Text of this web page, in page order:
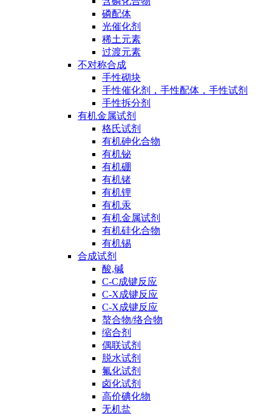
磷配体
光催化剂
稀土元素
过渡元素
不对称合成
手性砌块
手性催化剂，手性配体，手性试剂
手性拆分剂
有机金属试剂
格氏试剂
有机砷化合物
有机铋
有机硼
有机锗
有机锂
有机汞
有机金属试剂
有机硅化合物
有机锡
合成试剂
酸,碱
C-C成键反应
C-X成键反应
C-X成键反应
螯合物/络合物
缩合剂
偶联试剂
脱水试剂
氟化试剂
卤化试剂
高价碘化物
无机盐